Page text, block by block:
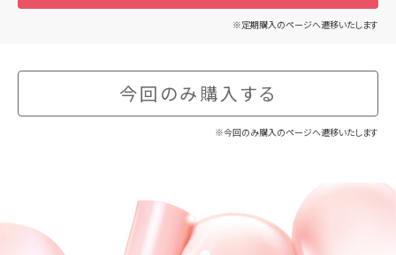
※定期購入のページへ遷移いたします
今回のみ購入する
※今回のみ購入のページへ遷移いたします